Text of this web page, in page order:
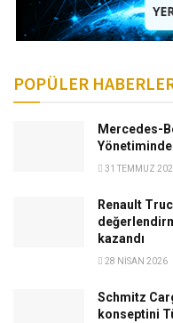
POPÜLER
Mercedes-
31 TEMMUZ
Renault
kazandı
28 NISAN 2026
Schmitz
konseptini